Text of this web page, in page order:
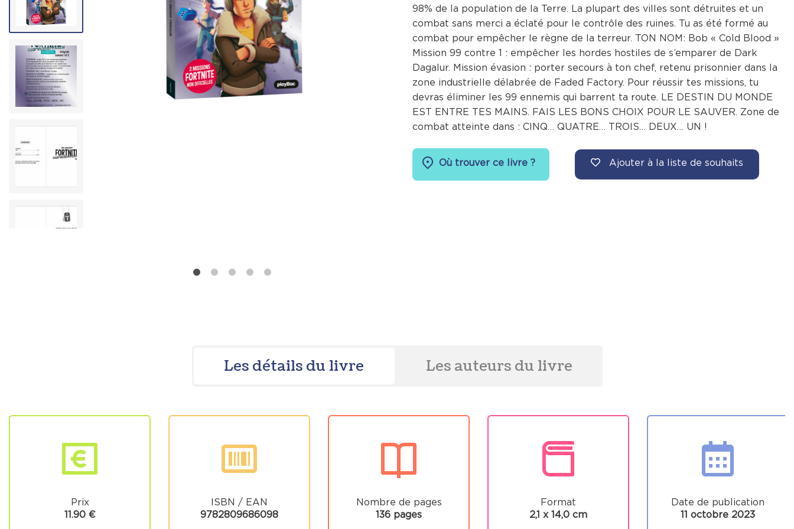
98% de la population de la Terre. La plupart des villes sont détruites et un
combat sans merci a éclaté pour le contrôle des ruines. Tu as été formé au
combat pour empêcher le règne de la terreur. TON NOM: Bob « Cold Blood »
Mission 99 contre 1 : empêcher les hordes hostiles de s’emparer de Dark
Dagalur. Mission évasion : porter secours à ton chef, retenu prisonnier dans la
zone industrielle délabrée de Faded Factory. Pour réussir tes missions, tu
devras éliminer les 99 ennemis qui barrent ta route. LE DESTIN DU MONDE
EST ENTRE TES MAINS. FAIS LES BONS CHOIX POUR LE SAUVER. Zone de
combat atteinte dans : CINQ… QUATRE… TROIS… DEUX… UN !
Où trouver ce livre ? Ajouter à la liste de souhaits
Les détails du livre Les auteurs du livre
Prix
11.90 €
ISBN / EAN
9782809686098
Nombre de pages
136 pages
Format
2,1 x 14,0 cm
Date de publication
11 octobre 2023